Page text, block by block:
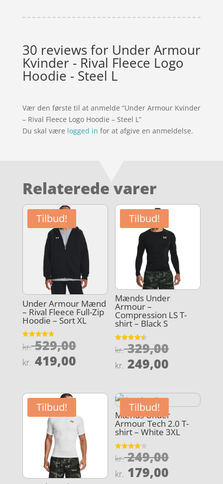
30 reviews for Under Armour
Kvinder - Rival Fleece Logo
Hoodie - Steel L
Vær den første til at anmelde “Under Armour Kvinder
– Rival Fleece Logo Hoodie – Steel L”
Du skal være logged in for at afgive en anmeldelse.
Relaterede varer
Tilbud!
Under Armour Mænd
– Rival Fleece Full-Zip
Hoodie – Sort XL
Vurderet
4.8
kr.529,00Den
oprindelige
kr. 529,00.
kr. 419,00Den
aktuelle
er:
kr. 419,00.
Tilbud!
Mænds Under
Armour –
Compression LS T-
shirt – Black S
Vurderet
4.5
kr.329,00Den
kr.
kr. 249,00
pris
er:
kr.
Tilbud! Tilbud!
Mænds Under
Armour Tech 2.0 T-
shirt – White 3XL
Vurderet
3.9
kr.249,00Den
kr. 179,00